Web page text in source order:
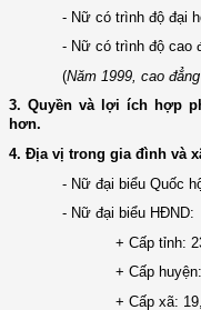
- Nữ có trình độ đại
- Nữ có trình độ cao
(Năm 1999, cao
3.Quyền và lợi ích hợp
hơn.
4. Địavị trong gia đình và
- Nữ đại biểu Quốc
- Nữ đại biểu HĐND:
+ Cấp tỉnh:
+ Cấp
+ Cấp xã: